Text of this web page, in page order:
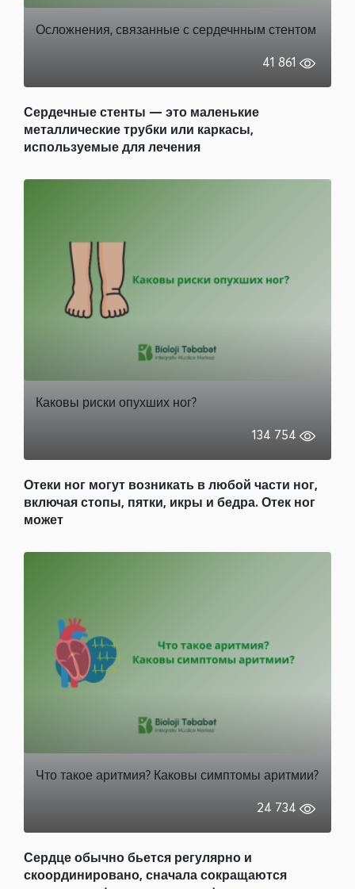
Осложнения, связанные с сердечнным стентом
41 861
Сердечные стенты — это маленькие
металлические трубки или каркасы,
используемые для лечения
Каковы риски опухших ног?
134 754
Отеки ног могут возникать в любой части ног,
включая стопы, пятки, икры и бедра. Отек ног
может
Что такое аритмия? Каковы симптомы аритмии?
24 734
Сердце обычно бьется регулярно и
скоординировано, сначала сокращаются